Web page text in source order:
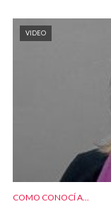
VIDEO
COMO CONOCÍ A...